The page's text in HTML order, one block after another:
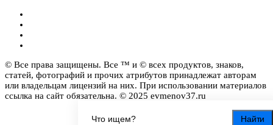
Найти
© Все права защищены. Все ™ и © всех продуктов, знаков,
статей, фотографий и прочих атрибутов принадлежат авторам
или владельцам лицензий на них. При использовании материалов
ссылка на сайт обязательна. © 2025 evmenov37.ru